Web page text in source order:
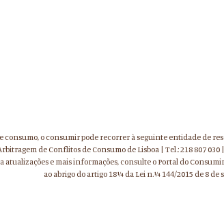
consumo, o consumir pode recorrer à seguinte entidade de
de Conflitos de Consumo de Lisboa | Tel.: 218 807
atualizações e mais informações, consulte o Portal do
ao abrigo do artigo 18¼ da Lei n.¼ 144/2015 de 8 de